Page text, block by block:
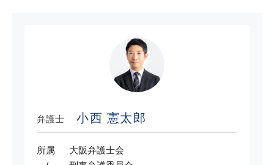
弁護士 小西 憲太郎
所属
大阪弁護士会